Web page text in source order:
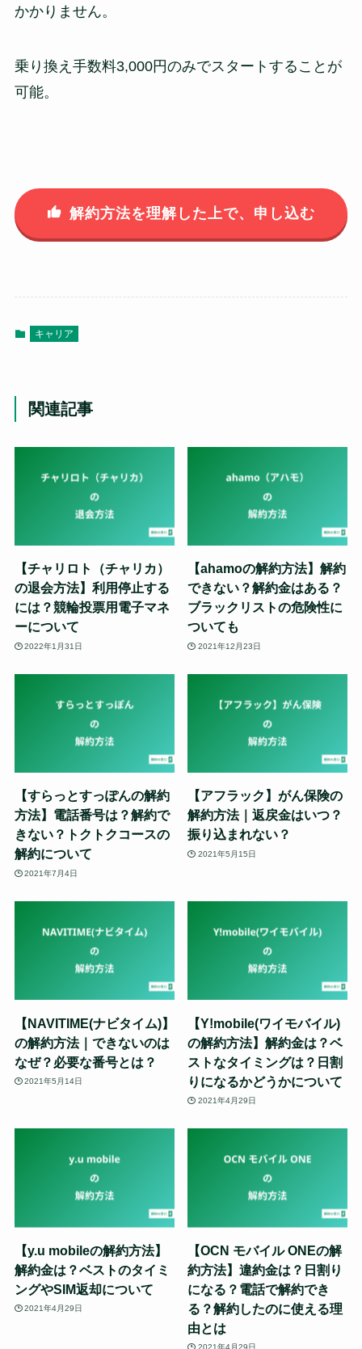
かかりません。
乗り換え手数料3,000円のみでスタートすることが
可能。
解約方法を理解した上で、申し込む
キャリア
関連記事
【チャリロト（チャリカ）
の退会方法】利用停止する
には？競輪投票用電子マネ
ーについて
2022年1月31日
【ahamoの解約方法】解約
できない？解約金はある？
ブラックリストの危険性に
ついても
2021年12月23日
【すらっとすっぽんの解約
方法】電話番号は？解約で
きない？トクトクコースの
解約について
2021年7月4日
【アフラック】がん保険の
解約方法｜返戻金はいつ？
振り込まれない？
2021年5月15日
【NAVITIME(ナビタイム)】
の解約方法｜できないのは
なぜ？必要な番号とは？
2021年5月14日
【Y!mobile(ワイモバイル)
の解約方法】解約金は？ベ
ストなタイミングは？日割
りになるかどうかについて
2021年4月29日
【y.u mobileの解約方法】
解約金は？ベストのタイミ
ングやSIM返却について
2021年4月29日
【OCN モバイル ONEの解
約方法】違約金は？日割り
になる？電話で解約でき
る？解約したのに使える理
由とは
2021年4月29日